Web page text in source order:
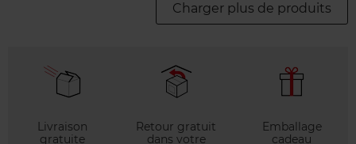
Charger plus de produits
Livraison
gratuite
Retour gratuit
dans votre
Emballage
cadeau